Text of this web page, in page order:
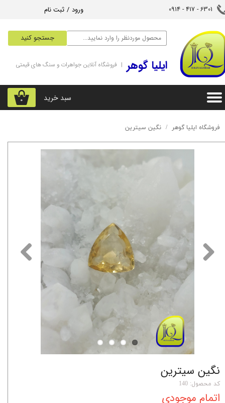
جستجو کنید
ورود / ثبت نام
تغییر گذر واژه
سفارشات
خروج از حساب کاربری
6301 - 417 - 0914​​​​​​​
۰ سبد خرید
‌ایلیا گوهر | فروشگاه آنلاین جواهرات و سنگ های قیمتی
فروشگاه ایلیا گوهر نگین سیترین
نگین سیترین
کد محصول: 140
اتمام موجودی